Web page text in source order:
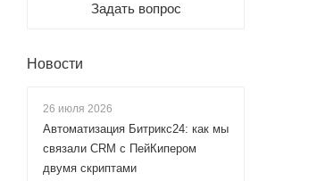
Задать вопрос
Новости
26 июля 2026
Автоматизация Битрикс24: как мы
связали CRM с ПейКипером
двумя скриптами